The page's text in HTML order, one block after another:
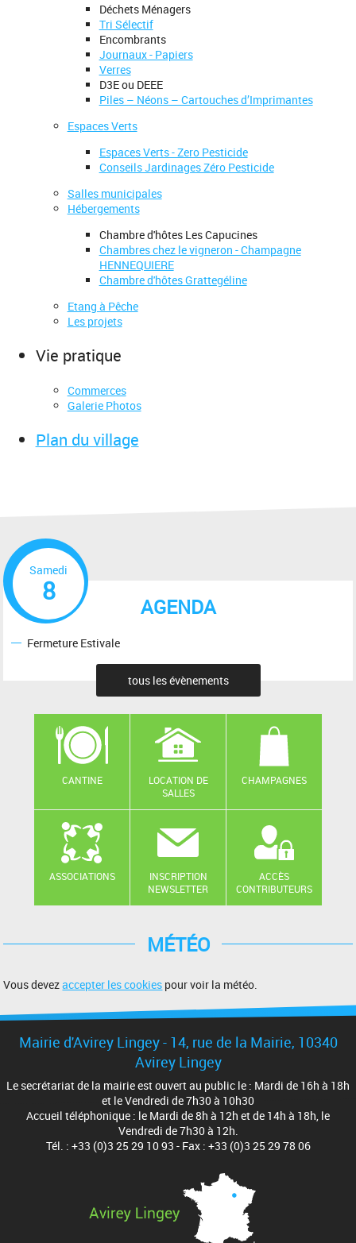
Déchets Ménagers
Tri Sélectif
Encombrants
Journaux - Papiers
Verres
D3E ou DEEE
Piles – Néons – Cartouches d’Imprimantes
Espaces Verts
Espaces Verts - Zero Pesticide
Conseils Jardinages Zéro Pesticide
Salles municipales
Hébergements
Chambre d'hôtes Les Capucines
Chambres chez le vigneron - Champagne
HENNEQUIERE
Chambre d'hôtes Grattegéline
Etang à Pêche
Les projets
Vie pratique
Commerces
Galerie Photos
Plan du village
AGENDA
Samedi
8
Fermeture Estivale
tous les évènements
CANTINE
LOCATION DE
SALLES
CHAMPAGNES
ASSOCIATIONS
INSCRIPTION
NEWSLETTER
ACCÈS
CONTRIBUTEURS
MÉTÉO
Vous devezaccepter les cookies pour voir la météo.
Mairie d'Avirey Lingey - 14, rue de la Mairie, 10340
Avirey Lingey
Le secrétariat de la mairie est ouvert au public le : Mardi de 16h à 18h
et le Vendredi de 7h30 à 10h30
Accueil téléphonique : le Mardi de 8h à 12h et de 14h à 18h, le
Vendredi de 7h30 à 12h.
Tél. : +33 (0)3 25 29 10 93 - Fax : +33 (0)3 25 29 78 06